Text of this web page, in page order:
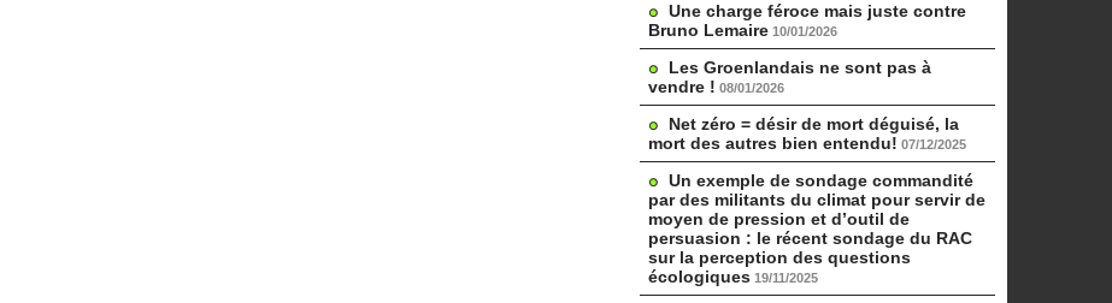
Une charge féroce mais juste contre
Bruno Lemaire 10/01/2026
Les Groenlandais ne sont pas à
vendre ! 08/01/2026
Net zéro = désir de mort déguisé, la
mort des autres bien entendu! 07/12/2025
Un exemple de sondage commandité
par des militants du climat pour servir de
moyen de pression et d’outil de
persuasion : le récent sondage du RAC
sur la perception des questions
écologiques 19/11/2025